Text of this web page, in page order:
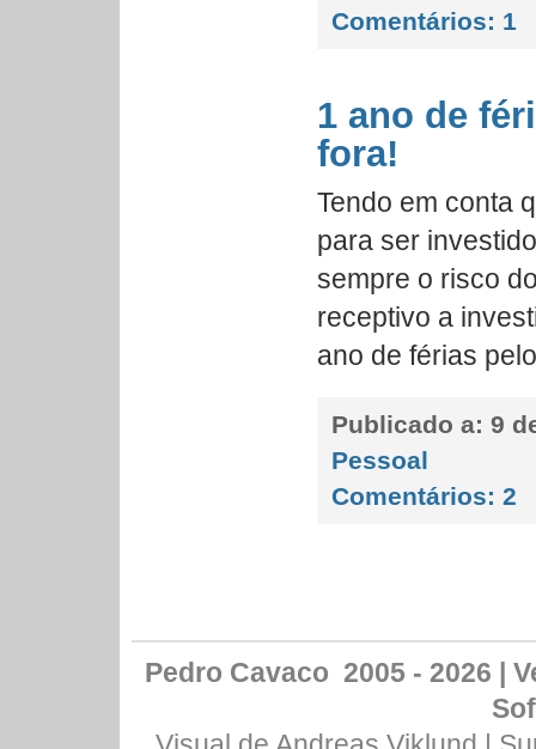
Comentários: 1
1 ano de
fora!
Tendo em conta
para ser
sempre o risco
receptivo a
ano de férias
Publicado a: 9
Pessoal
Comentários: 2
Pedro Cavaco 2005 - 2026 |